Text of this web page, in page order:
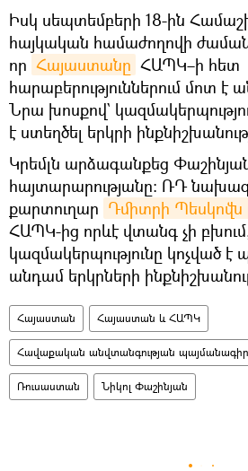
Իսկ սեպտեմբերի 18-ին
հայկական համաժողովի
որ Հայաստանը ՀԱՊԿ–ի հետ
հարաբերություններում մոտ է
Նրա խոսքով`
է ստեղծել երկրի
Կրեմլն արձագանքեց
հայտարարությանը։ ՌԴ
քարտուղար Դմիտրի Պեսկովն
ՀԱՊԿ-ից որևէ վտանգ չի
կազմակերպությունը կոչված է
անդամ երկրների
Հայաստան Հայաստան և ՀԱՊԿ
Ռուսաստան Նիկոլ Փաշինյան